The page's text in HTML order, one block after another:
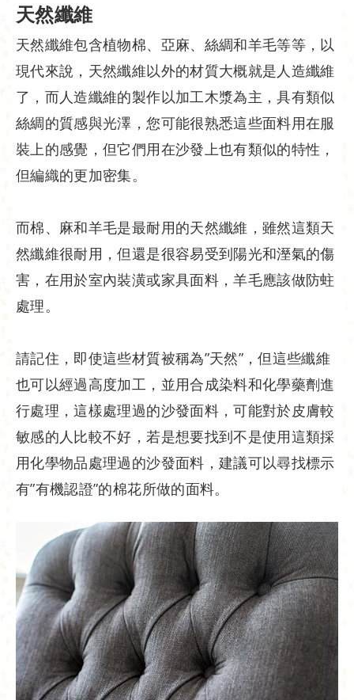
天然纖維
天然纖維包含植物棉、亞麻、絲綢和羊毛等等，以
現代來說，天然纖維以外的材質大概就是人造纖維
了，而人造纖維的製作以加工木漿為主，具有類似
絲綢的質感與光澤，您可能很熟悉這些面料用在服
裝上的感覺，但它們用在沙發上也有類似的特性，
但編織的更加密集。
而棉、麻和羊毛是最耐用的天然纖維，雖然這類天
然纖維很耐用，但還是很容易受到陽光和溼氣的傷
害，在用於室內裝潢或家具面料，羊毛應該做防蛀
處理。
請記住，即使這些材質被稱為”天然”，但這些纖維
也可以經過高度加工，並用合成染料和化學藥劑進
行處理，這樣處理過的沙發面料，可能對於皮膚較
敏感的人比較不好，若是想要找到不是使用這類採
用化學物品處理過的沙發面料，建議可以尋找標示
有”有機認證”的棉花所做的面料。